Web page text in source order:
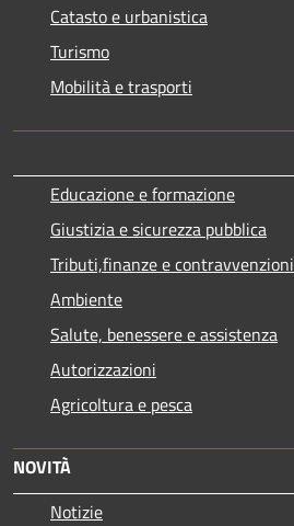
Catasto e urbanistica
Turismo
Mobilità e trasporti
Educazione e formazione
Giustizia e sicurezza pubblica
Tributi,finanze e contravvenzioni
Ambiente
Salute, benessere e assistenza
Autorizzazioni
Agricoltura e pesca
NOVITÀ
Notizie